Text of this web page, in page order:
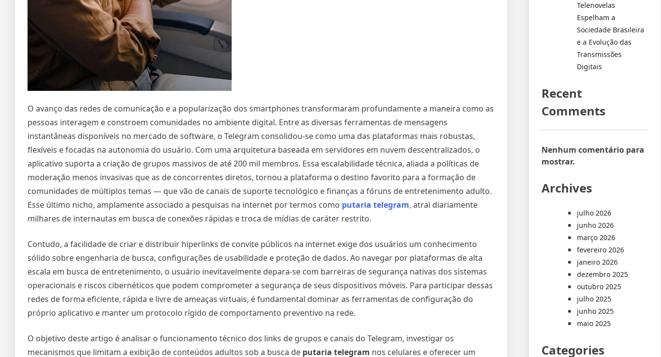
O avanço das redes de comunicação e a popularização dos smartphones transformaram profundamente a maneira como as
pessoas interagem e constroem comunidades no ambiente digital. Entre as diversas ferramentas de mensagens
instantâneas disponíveis no mercado de software, o Telegram consolidou-se como uma das plataformas mais robustas,
flexíveis e focadas na autonomia do usuário. Com uma arquitetura baseada em servidores em nuvem descentralizados, o
aplicativo suporta a criação de grupos massivos de até 200 mil membros. Essa escalabilidade técnica, aliada a políticas de
moderação menos invasivas que as de concorrentes diretos, tornou a plataforma o destino favorito para a formação de
comunidades de múltiplos temas — que vão de canais de suporte tecnológico e finanças a fóruns de entretenimento adulto.
Esse último nicho, amplamente associado a pesquisas na internet por termos como putaria telegram, atrai diariamente
milhares de internautas em busca de conexões rápidas e troca de mídias de caráter restrito.
Contudo, a facilidade de criar e distribuir hiperlinks de convite públicos na internet exige dos usuários um conhecimento
sólido sobre engenharia de busca, configurações de usabilidade e proteção de dados. Ao navegar por plataformas de alta
escala em busca de entretenimento, o usuário inevitavelmente depara-se com barreiras de segurança nativas dos sistemas
operacionais e riscos cibernéticos que podem comprometer a segurança de seus dispositivos móveis. Para participar dessas
redes de forma eficiente, rápida e livre de ameaças virtuais, é fundamental dominar as ferramentas de configuração do
próprio aplicativo e manter um protocolo rígido de comportamento preventivo na rede.
O objetivo deste artigo é analisar o funcionamento técnico dos links de grupos e canais do Telegram, investigar os
mecanismos que limitam a exibição de conteúdos adultos sob a busca de putaria telegram nos celulares e oferecer um
Telenovelas
Espelham a
Sociedade Brasileira
e a Evolução das
Transmissões
Digitais
Recent
Comments
Nenhum comentário para
mostrar.
Archives
julho 2026
junho 2026
março 2026
fevereiro 2026
janeiro 2026
dezembro 2025
outubro 2025
julho 2025
junho 2025
maio 2025
Categories